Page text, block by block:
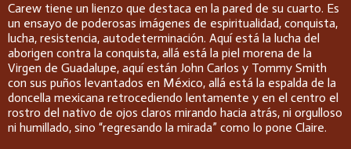
Carew tiene un lienzo que destaca en la pared de su cuarto. Es
un ensayo de poderosas imágenes de espiritualidad, conquista,
lucha, resistencia, autodeterminación. Aquí está la lucha del
aborigen contra la conquista, allá está la piel morena de la
Virgen de Guadalupe, aquí están John Carlos y Tommy Smith
con sus puños levantados en México, allá está la espalda de la
doncella mexicana retrocediendo lentamente y en el centro el
rostro del nativo de ojos claros mirando hacia atrás, ni orgulloso
ni humillado, sino “regresando la mirada” como lo pone Claire.